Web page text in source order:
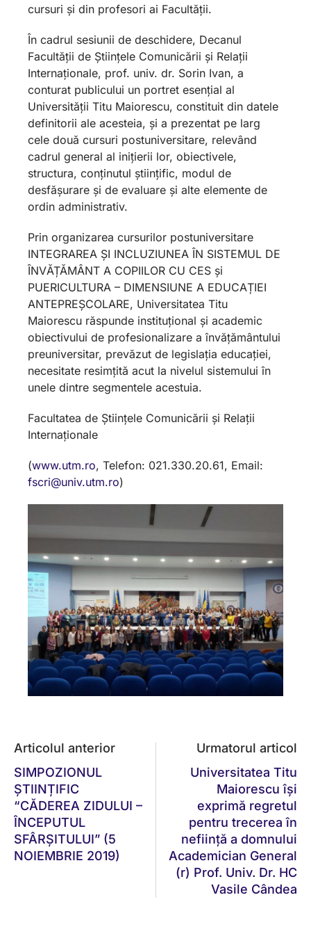
cursuri și din profesori ai Facultății.
În cadrul sesiunii de deschidere, Decanul
Facultății de Științele Comunicării și Relații
Internaționale, prof. univ. dr. Sorin Ivan, a
conturat publicului un portret esențial al
Universității Titu Maiorescu, constituit din datele
definitorii ale acesteia, și a prezentat pe larg
cele două cursuri postuniversitare, relevând
cadrul general al inițierii lor, obiectivele,
structura, conținutul științific, modul de
desfășurare și de evaluare și alte elemente de
ordin administrativ.
Prin organizarea cursurilor postuniversitare
INTEGRAREA ȘI INCLUZIUNEA ÎN SISTEMUL DE
ÎNVĂȚĂMÂNT A COPIILOR CU CES și
PUERICULTURA – DIMENSIUNE A EDUCAȚIEI
ANTEPREȘCOLARE, Universitatea Titu
Maiorescu răspunde instituțional și academic
obiectivului de profesionalizare a învățământului
preuniversitar, prevăzut de legislația educației,
necesitate resimțită acut la nivelul sistemului în
unele dintre segmentele acestuia.
Facultatea de Științele Comunicării și Relații
Internaționale
(www.utm.ro, Telefon: 021.330.20.61, Email:
fscri@univ.utm.ro)
Articolul anterior
SIMPOZIONUL
ȘTIINȚIFIC
“CĂDEREA ZIDULUI –
ÎNCEPUTUL
SFÂRȘITULUI” (5
NOIEMBRIE 2019)
Urmatorul articol
Universitatea Titu
Maiorescu își
exprimă regretul
pentru trecerea în
neființă a domnului
Academician General
(r) Prof. Univ. Dr. HC
Vasile Cândea